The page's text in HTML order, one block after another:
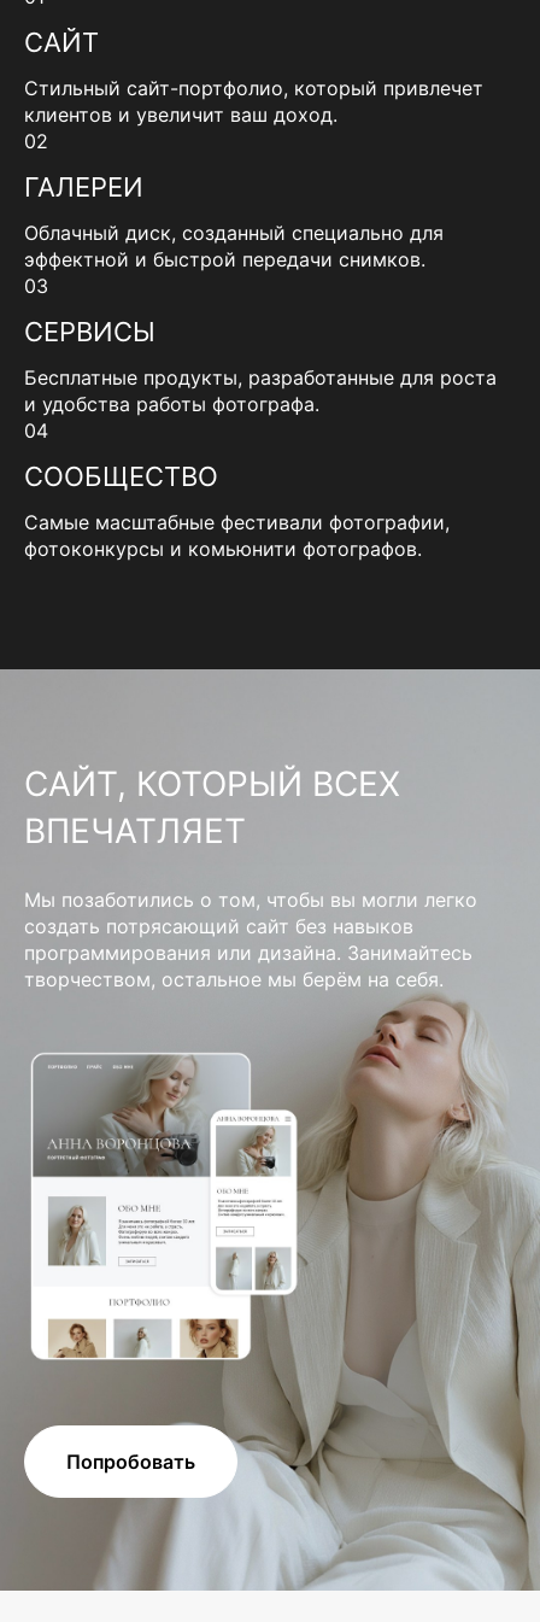
САЙТ
Стильный сайт-портфолио, который привлечет
клиентов и увеличит ваш доход.
02
ГАЛЕРЕИ
Облачный диск, созданный специально для
эффектной и быстрой передачи снимков.
03
СЕРВИСЫ
Бесплатные продукты, разработанные для роста
и удобства работы фотографа.
04
СООБЩЕСТВО
Самые масштабные фестивали фотографии,
фотоконкурсы и комьюнити фотографов.
САЙТ, КОТОРЫЙ ВСЕХ
ВПЕЧАТЛЯЕТ
Мы позаботились о том, чтобы вы могли легко
создать потрясающий сайт без навыков
программирования или дизайна. Занимайтесь
творчеством, остальное мы берём на себя.
Попробовать